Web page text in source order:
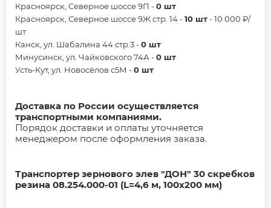
Красноярск, Северное шоссе 9П -0 шт
Красноярск, Северное шоссе 9Ж стр. 14 -10 шт- 10 000 ₽/
шт
Канск, ул. Шабалина 44 стр.3 -0 шт
Минусинск, ул. Чайковского 74А -0 шт
Усть-Кут, ул. Новосёлов с5М -0 шт
Доставка по России осуществляется
транспортными компаниями.
Порядок доставки и оплаты уточняется
менеджером после оформления заказа.
Транспортер зернового элев "ДОН" 30 скребков
резина 08.254.000-01 (L=4,6 м, 100х200 мм)